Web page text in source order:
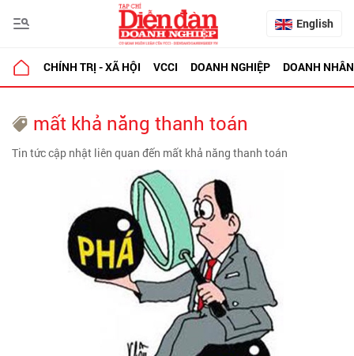
English
CHÍNH TRỊ - XÃ HỘI VCCI DOANH NGHIỆP DOANH NHÂN
mất khả năng thanh toán
Tin tức cập nhật liên quan đến mất khả năng thanh toán